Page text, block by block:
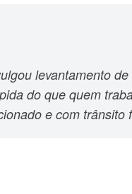
levantamento
do que quem
e com trânsito